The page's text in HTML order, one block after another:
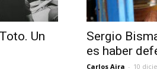
Un
Sergio
es haber
Carlos Aira - 10